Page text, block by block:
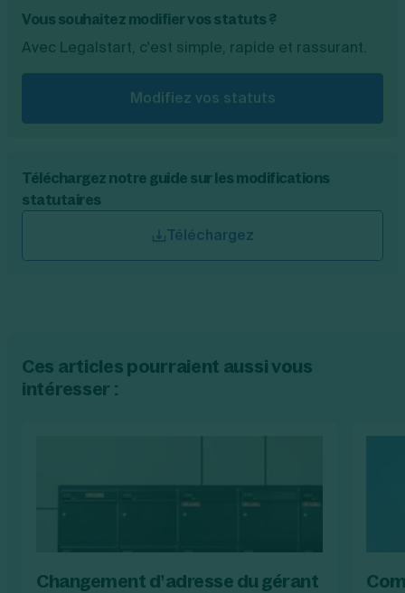
Vous souhaitez modifier vos statuts ?
Avec Legalstart, c'est simple, rapide et rassurant.
Modifiez vos statuts
Téléchargez notre guide sur les modifications
statutaires
Téléchargez
Ces articles pourraient aussi vous
intéresser :
Changement d’adresse du gérant